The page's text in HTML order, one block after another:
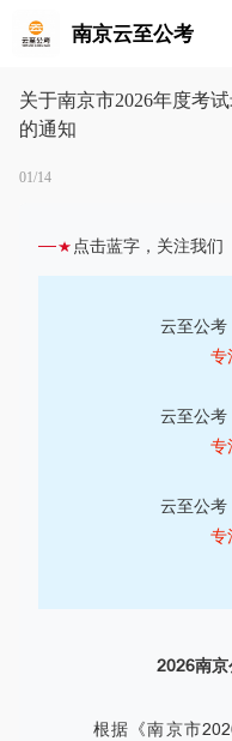
南京云至公考
关于南京市2026年度考
的通知
01/14
点击蓝字，关注我们
云至公考
专
云至公考
专
云至公考
专
2026南
根据《南京市